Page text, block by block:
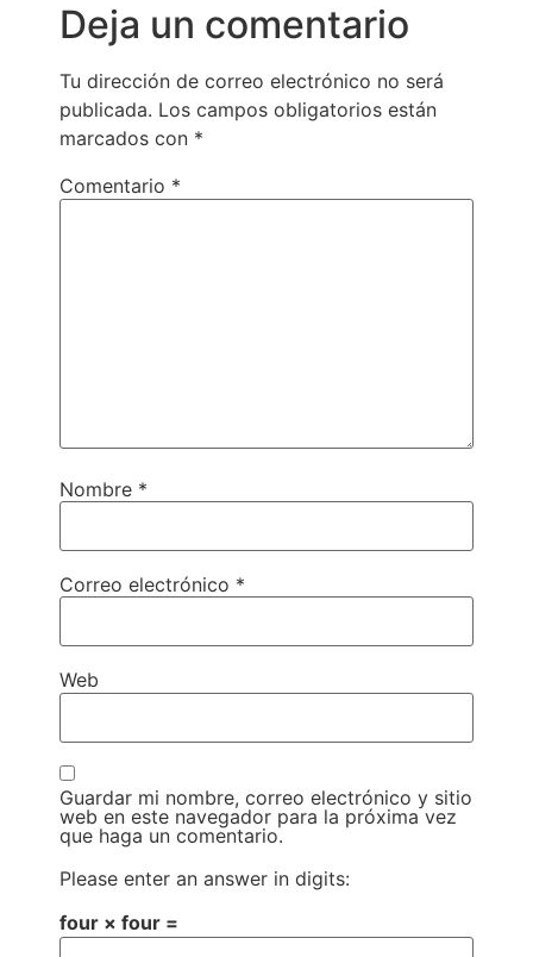
Deja un comentario
Tu dirección de correo electrónico no será
publicada. Los campos obligatorios están
marcados con *
Comentario *
Nombre *
Correo electrónico *
Web
Guardar mi nombre, correo electrónico y sitio
web en este navegador para la próxima vez
que haga un comentario.
Please enter an answer in digits:
four × four =